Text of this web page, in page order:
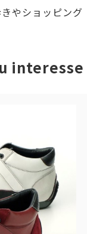
やショッピング
interesse